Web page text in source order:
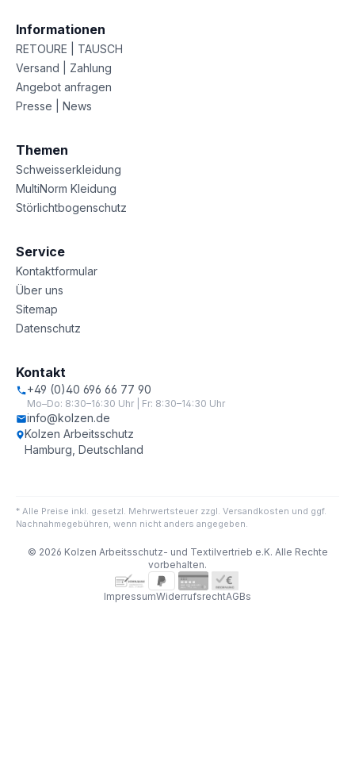
Informationen
RETOURE | TAUSCH
Versand | Zahlung
Angebot anfragen
Presse | News
Themen
Schweisserkleidung
MultiNorm Kleidung
Störlichtbogenschutz
Service
Kontaktformular
Über uns
Sitemap
Datenschutz
Kontakt
+49 (0)40 696 66 77 90
Mo–Do: 8:30–16:30 Uhr | Fr: 8:30–14:30 Uhr
info@kolzen.de
Kolzen Arbeitsschutz
Hamburg, Deutschland
* Alle Preise inkl. gesetzl. Mehrwertsteuer zzgl. Versandkosten und ggf.
Nachnahmegebühren, wenn nicht anders angegeben.
© 2026 Kolzen Arbeitsschutz- und Textilvertrieb e.K. Alle Rechte
vorbehalten.
ImpressumWiderrufsrechtAGBs